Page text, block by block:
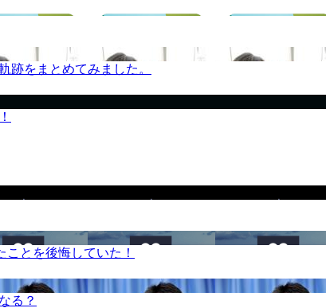
跡をまとめてみました。
とを後悔していた！
る？